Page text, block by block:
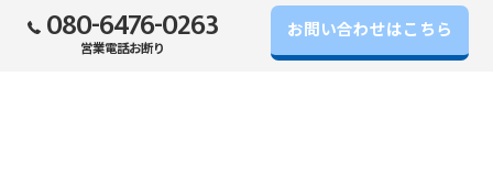
080-6476-0263
営業電話お断り
お問い合わせはこちら
© 2026 関西圏のビルメンテナンスなら、寝屋川市のメイクワーク ALL RIGHTS
RESERVED.